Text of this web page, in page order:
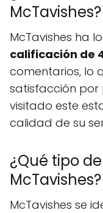
McTavishes?
McTavishes ha
calificación de
comentarios, lo
satisfacción por
visitado este
calidad de su
¿Qué tipo
McTavishes?
McTavishes se